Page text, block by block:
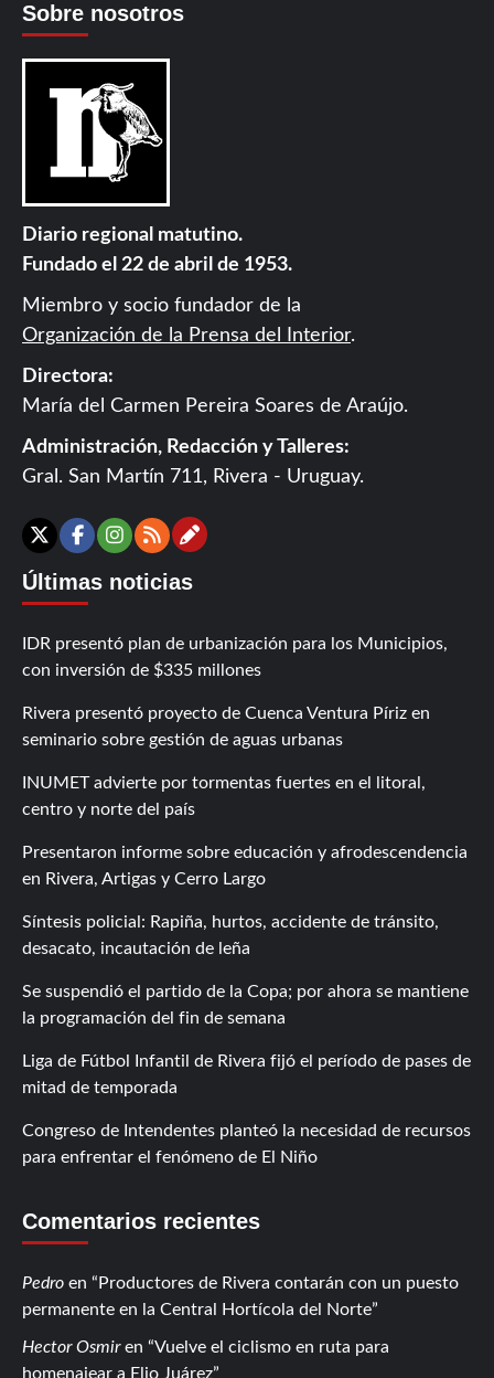
Sobre nosotros
Diario regional matutino.
Fundado el 22 de abril de 1953.
Miembro y socio fundador de la
Organización de la Prensa del Interior.
Directora:
María del Carmen Pereira Soares de Araújo.
Administración, Redacción y Talleres:
Gral. San Martín 711, Rivera - Uruguay.
X Facebook
Instagram
RSSContáctanos
Últimas noticias
IDR presentó plan de urbanización para los Municipios,
con inversión de $335 millones
Rivera presentó proyecto de Cuenca Ventura Píriz en
seminario sobre gestión de aguas urbanas
INUMET advierte por tormentas fuertes en el litoral,
centro y norte del país
Presentaron informe sobre educación y afrodescendencia
en Rivera, Artigas y Cerro Largo
Síntesis policial: Rapiña, hurtos, accidente de tránsito,
desacato, incautación de leña
Se suspendió el partido de la Copa; por ahora se mantiene
la programación del fin de semana
Liga de Fútbol Infantil de Rivera fijó el período de pases de
mitad de temporada
Congreso de Intendentes planteó la necesidad de recursos
para enfrentar el fenómeno de El Niño
Comentarios recientes
Pedro en
Productores de Rivera contarán con un puesto
permanente en la Central Hortícola del Norte
Hector Osmiren
Vuelve el ciclismo en ruta para
homenajear a Elio Juárez